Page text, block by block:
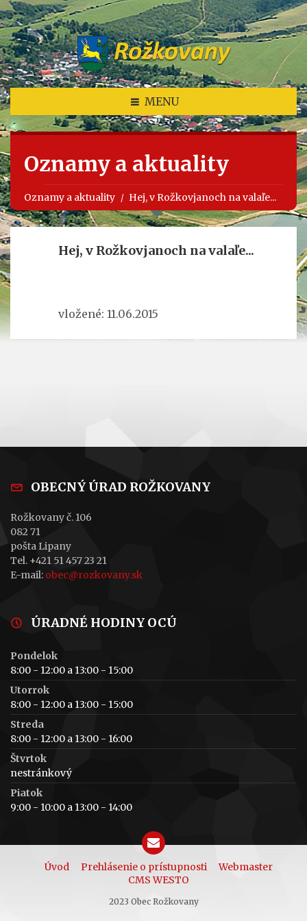
MENU
Oznamy a aktuality
Oznamy a aktuality Hej, v Rožkovjanoch na valaľe...
Hej, v Rožkovjanoch na valaľe...
vložené: 11.06.2015
OBECNÝ ÚRAD ROŽKOVANY
Rožkovany č. 106
082 71
pošta Lipany
Tel. +421 51 457 23 21
E-mail: obec@rozkovany.sk
ÚRADNÉ HODINY OCÚ
Pondelok
8:00 - 12:00 a 13:00 - 15:00
Utorrok
8:00 - 12:00 a 13:00 - 15:00
Streda
8:00 - 12:00 a 13:00 - 16:00
Štvrtok
nestránkový
Piatok
9:00 - 10:00 a 13:00 - 14:00
Úvod Prehlásenie o prístupnosti
Webmaster
CMS WESTO
2023 Obec Rožkovany